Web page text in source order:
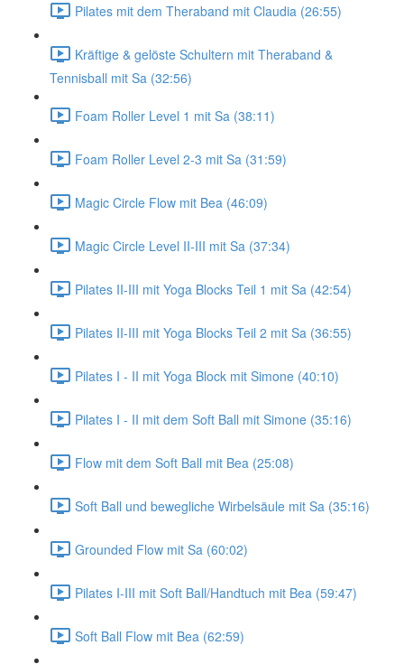
Pilates mit dem Theraband mit Claudia (26:55)
Kräftige & gelöste Schultern mit Theraband &
Tennisball mit Sa (32:56)
Foam Roller Level 1 mit Sa (38:11)
Foam Roller Level 2-3 mit Sa (31:59)
Magic Circle Flow mit Bea (46:09)
Magic Circle Level II-III mit Sa (37:34)
Pilates II-III mit Yoga Blocks Teil 1 mit Sa (42:54)
Pilates II-III mit Yoga Blocks Teil 2 mit Sa (36:55)
Pilates I - II mit Yoga Block mit Simone (40:10)
Pilates I - II mit dem Soft Ball mit Simone (35:16)
Flow mit dem Soft Ball mit Bea (25:08)
Soft Ball und bewegliche Wirbelsäule mit Sa (35:16)
Grounded Flow mit Sa (60:02)
Pilates I-III mit Soft Ball/Handtuch mit Bea (59:47)
Soft Ball Flow mit Bea (62:59)